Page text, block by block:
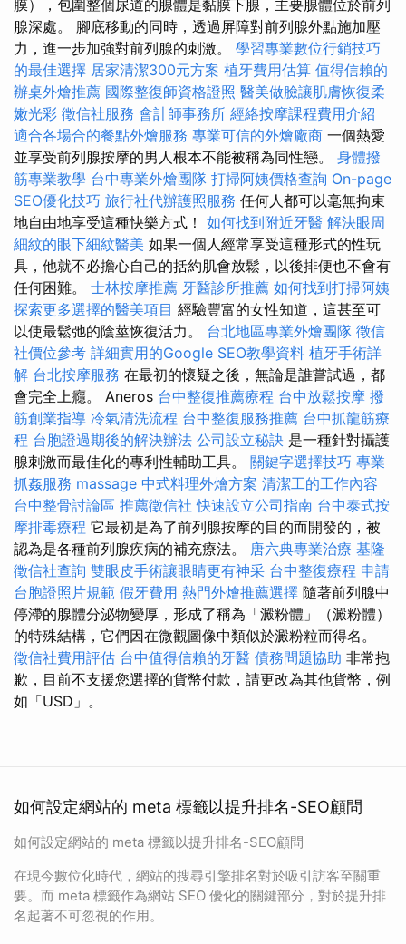
膜），包圍整個尿道的腺體是黏膜下腺，主要腺體位於前列
腺深處。 腳底移動的同時，透過屏障對前列腺外點施加壓
力，進一步加強對前列腺的刺激。 學習專業數位行銷技巧
的最佳選擇 居家清潔300元方案 植牙費用估算 值得信賴的
辦桌外燴推薦 國際整復師資格證照 醫美做臉讓肌膚恢復柔
嫩光彩 徵信社服務 會計師事務所 經絡按摩課程費用介紹
適合各場合的餐點外燴服務 專業可信的外燴廠商 一個熱愛
並享受前列腺按摩的男人根本不能被稱為同性戀。 身體撥
筋專業教學 台中專業外燴團隊 打掃阿姨價格查詢 On-page
SEO優化技巧 旅行社代辦護照服務 任何人都可以毫無拘束
地自由地享受這種快樂方式！ 如何找到附近牙醫 解決眼周
細紋的眼下細紋醫美 如果一個人經常享受這種形式的性玩
具，他就不必擔心自己的括約肌會放鬆，以後排便也不會有
任何困難。 士林按摩推薦 牙醫診所推薦 如何找到打掃阿姨
探索更多選擇的醫美項目 經驗豐富的女性知道，這甚至可
以使最鬆弛的陰莖恢復活力。 台北地區專業外燴團隊 徵信
社價位參考 詳細實用的Google SEO教學資料 植牙手術詳
解 台北按摩服務 在最初的懷疑之後，無論是誰嘗試過，都
會完全上癮。 Aneros 台中整復推薦療程 台中放鬆按摩 撥
筋創業指導 冷氣清洗流程 台中整復服務推薦 台中抓龍筋療
程 台胞證過期後的解決辦法 公司設立秘訣 是一種針對攝護
腺刺激而最佳化的專利性輔助工具。 關鍵字選擇技巧 專業
抓姦服務 massage 中式料理外燴方案 清潔工的工作內容
台中整骨討論區 推薦徵信社 快速設立公司指南 台中泰式按
摩排毒療程 它最初是為了前列腺按摩的目的而開發的，被
認為是各種前列腺疾病的補充療法。 唐六典專業治療 基隆
徵信社查詢 雙眼皮手術讓眼睛更有神采 台中整復療程 申請
台胞證照片規範 假牙費用 熱門外燴推薦選擇 隨著前列腺中
停滯的腺體分泌物變厚，形成了稱為「澱粉體」（澱粉體）
的特殊結構，它們因在微觀圖像中類似於澱粉粒而得名。
徵信社費用評估 台中值得信賴的牙醫 債務問題協助 非常抱
歉，目前不支援您選擇的貨幣付款，請更改為其他貨幣，例
如「USD」。
如何設定網站的 meta 標籤以提升排名-SEO顧問
如何設定網站的 meta 標籤以提升排名-SEO顧問
在現今數位化時代，網站的搜尋引擎排名對於吸引訪客至關重
要。而 meta 標籤作為網站 SEO 優化的關鍵部分，對於提升排
名起著不可忽視的作用。